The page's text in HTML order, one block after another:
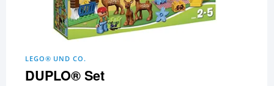
LEGO® UND CO.
DUPLO® Set